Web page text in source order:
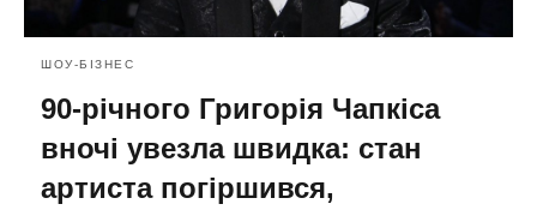
ШОУ-БІЗНЕС
90-річного Григорія Чапкіса
вночі увезла швидка: стан
артиста погіршився,